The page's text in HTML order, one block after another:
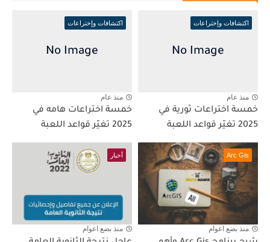
اكتشافات وإختراعات
منذ عام
خمسة اختراعات ثورية في
2025 تغيّر قواعد اللعبة
اكتشافات وإختراعات
منذ عام
خمسة اختراعات هامه في
2025 تغيّر قواعد اللعبة
Arc Gis
منذ بضع اعوام
أخبار
منذ بضع اعوام